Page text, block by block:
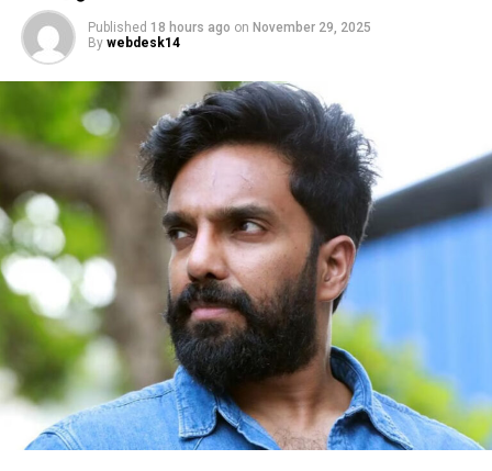
Published 18 hours ago on November 29, 2025
By webdesk14